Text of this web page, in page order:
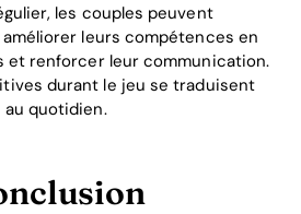
les couples peuvent
leurs compétences en
et renforcer leur communication.
durant le jeu se traduisent
au quotidien.